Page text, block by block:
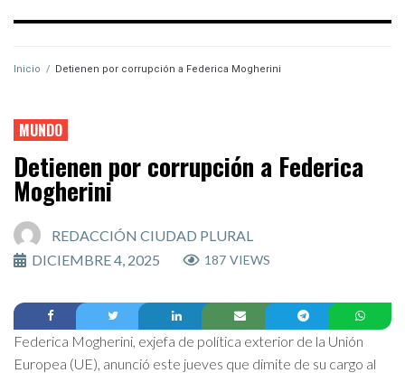
Inicio / Detienen por corrupción a Federica Mogherini
MUNDO
Detienen por corrupción a Federica
Mogherini
REDACCIÓN CIUDAD PLURAL
DICIEMBRE 4, 2025
187 VIEWS
Federica Mogherini, exjefa de política exterior de la Unión
Europea (UE), anunció este jueves que dimite de su cargo al